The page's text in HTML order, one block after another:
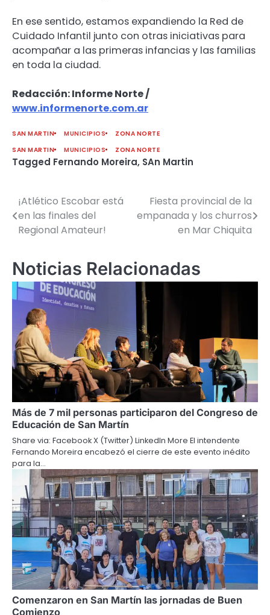
En ese sentido, estamos expandiendo la Red de
Cuidado Infantil junto con otras iniciativas para
acompañar a las primeras infancias y las familias
en toda la ciudad.
Redacción: Informe Norte /
www.informenorte.com.ar
SAN MARTIN MUNICIPIOS
ZONA NORTE
SAN MARTIN
MUNICIPIOS ZONA NORTE
Tagged Fernando Moreira, SAn Martin
Navegación
de
¡Atlético Escobar está
en las finales del
Regional Amateur!
Fiesta provincial de la
empanada y los churros
en Mar Chiquita
Noticias Relacionadas
Más de 7 mil personas participaron del Congreso de
Educación de San Martín
Share via: Facebook X (Twitter) LinkedIn More El intendente
Fernando Moreira encabezó el cierre de este evento inédito
para la…
Comenzaron en San Martín las jornadas de Buen
Comienzo